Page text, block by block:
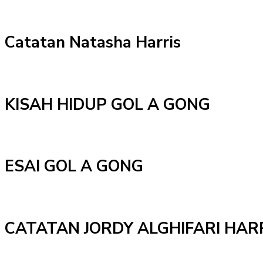
Catatan Natasha Harris
KISAH HIDUP GOL A GONG
ESAI GOL A GONG
CATATAN JORDY ALGHIFARI